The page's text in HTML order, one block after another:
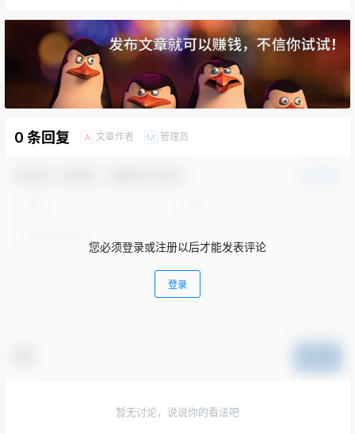
0 条回复 A 文章作者 M 管理员
您必须登录或注册以后才能发表评论
登录
暂无讨论，说说你的看法吧